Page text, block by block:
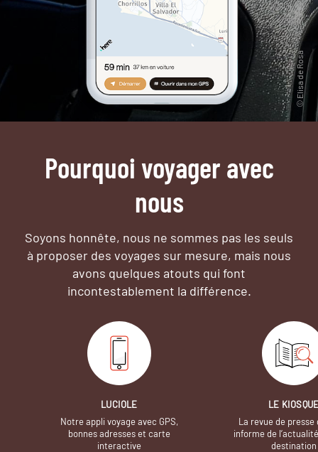
Pourquoi voyager avec
nous
Soyons honnête, nous ne sommes pas les seuls
à proposer des voyages sur mesure, mais nous
avons quelques atouts qui font
incontestablement la différence.
LUCIOLE
Notre appli voyage avec GPS,
bonnes adresses et carte
interactive
LE
La revue de presse
informe de
destination